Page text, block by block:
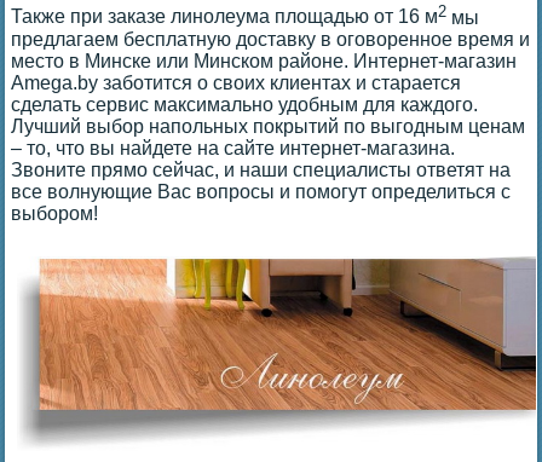
Также при заказе линолеума площадью от 16 м2 мы
предлагаем бесплатную доставку в оговоренное время и
место в Минске или Минском районе. Интернет-магазин
Amega.by заботится о своих клиентах и старается
сделать сервис максимально удобным для каждого.
Лучший выбор напольных покрытий по выгодным ценам
– то, что вы найдете на сайте интернет-магазина.
Звоните прямо сейчас, и наши специалисты ответят на
все волнующие Вас вопросы и помогут определиться с
выбором!